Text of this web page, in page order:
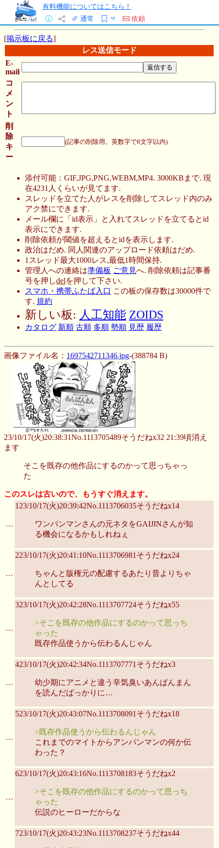
有料機能についてはこちら！
通常
依頼